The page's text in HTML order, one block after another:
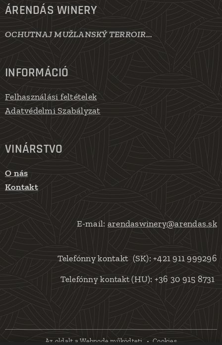
ÁRENDÁS WINERY
OCHUTNAJ MUŽLANSKÝ TERROIR...
INFORMÁCIÓ
Felhasználási feltételek
Adatvédelmi Szabályzat
VINÁRSTVO
O nás
Kontakt
E-mail: arendaswinery@arendas.sk
Telefónny kontakt (SK): +421 911 999296
Telefónny kontakt (HU): +36 30 915 8731
Az oldalt aWebnode működteti Cookies